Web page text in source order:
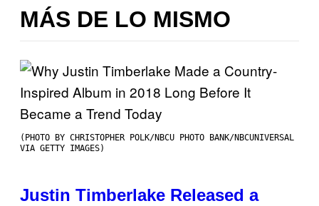
MÁS DE LO MISMO
(PHOTO BY CHRISTOPHER POLK/NBCU PHOTO BANK/NBCUNIVERSAL
VIA GETTY IMAGES)
Justin Timberlake Released a